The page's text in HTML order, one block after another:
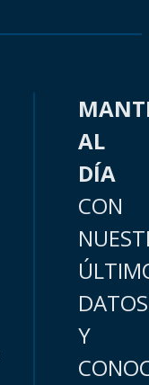
AL
DÍA
CON
DATOS
Y